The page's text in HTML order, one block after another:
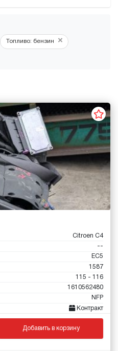
Топливо: бензин ×
Citroen C4
--
EC5
1587
115 - 116
1610562480
NFP
Контракт
Добавить в корзину